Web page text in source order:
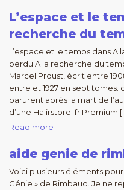
L’espace et le
recherche du
L’espace et le temps dans
perdu A la recherche du
Marcel Proust, écrit entre
entre et 1927 en sept tomes.
parurent après la mart de
d’une Ha irstore. fr Premium
Read more
aide genie de
Voici plusieurs éléments
Génie » de Rimbaud. Je ne